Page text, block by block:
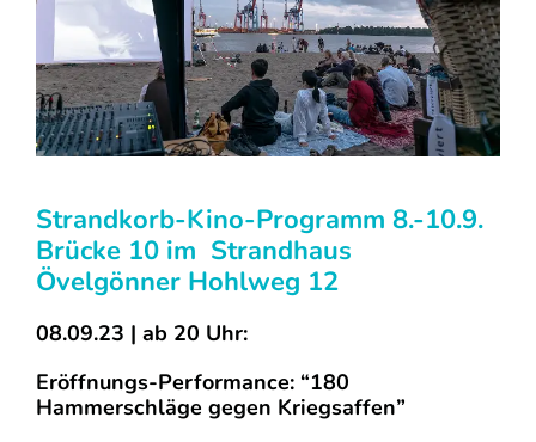
Strandkorb-Kino-Programm 8.-10.9.
Brücke 10 im Strandhaus
Övelgönner Hohlweg 12
08.09.23 | ab 20 Uhr:
Eröffnungs-Performance: “180
Hammerschläge gegen Kriegsaffen”